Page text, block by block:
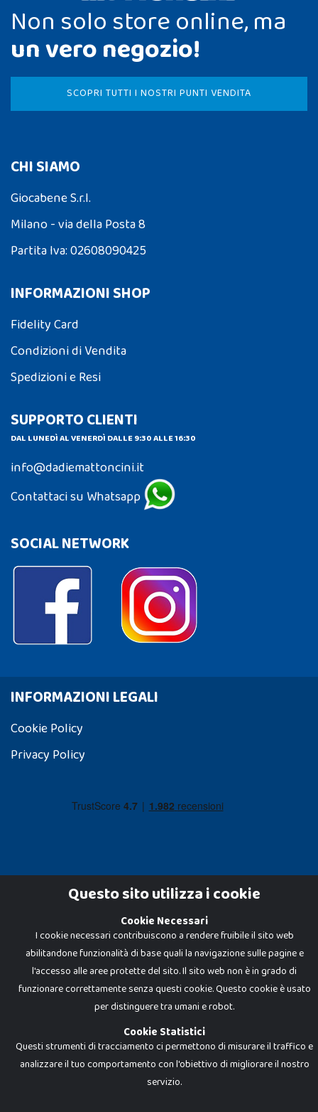
Non solo store online, ma
un vero negozio!
SCOPRI TUTTI I NOSTRI PUNTI VENDITA
CHI SIAMO
Giocabene S.r.l.
Milano - via della Posta 8
Partita Iva: 02608090425
INFORMAZIONI SHOP
Fidelity Card
Condizioni di Vendita
Spedizioni e Resi
SUPPORTO CLIENTI
DAL LUNEDÌ AL VENERDÌ DALLE 9:30 ALLE 16:30
info@dadiemattoncini.it
Contattaci su Whatsapp
SOCIAL NETWORK
INFORMAZIONI LEGALI
Cookie Policy
Privacy Policy
Dadi e Mattoncini è un brand di Giocabene Srl. Ogni riproduzione o utilizzo non
espressamente autorizzato è severamente vietato. Tutti i loghi, marchi,
brand elencati nel presente shop sono di proprietà dei rispettivi titolari.
I prezzi e le promozioni pubblicate potrebbero differire da quanto esposto in
negozio.
Giocabene Srl - via della Posta 8, 20123 Milano (MI)
P.IVA 02608090425 - REA AN201199 - C.S. 10.000 i.v.
Questo sito utilizza i cookie
Cookie Necessari
I cookie necessari contribuiscono a rendere fruibile il sito web
abilitandone funzionalità di base quali la navigazione sulle pagine e
l'accesso alle aree protette del sito. Il sito web non è in grado di
funzionare correttamente senza questi cookie. Questo cookie è usato
per distinguere tra umani e robot.
Cookie Statistici
Questi strumenti di tracciamento ci permettono di misurare il traffico e
analizzare il tuo comportamento con l'obiettivo di migliorare il nostro
servizio.